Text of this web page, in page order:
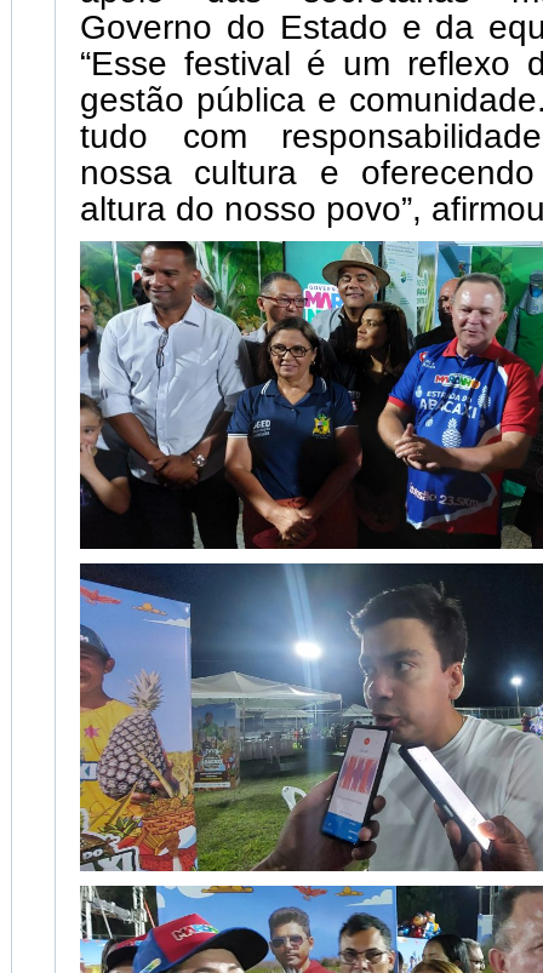
Governo do Estado e da
“Esse festival é um reflexo
gestão pública e
tudo com
nossa cultura e
altura do nosso povo”,